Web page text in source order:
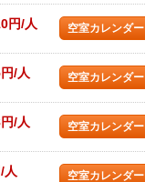
円/人 空室カレンダー
/人 空室カレンダー
/人 空室カレンダー
人 空室カレンダー